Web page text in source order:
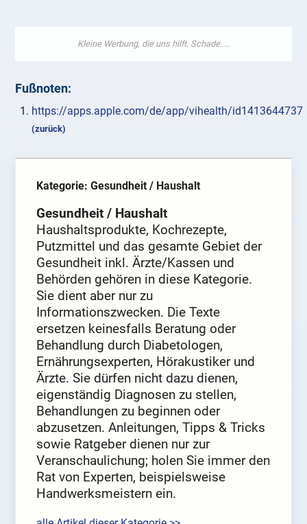
Fußnoten:
https://apps.apple.com/de/app/vihealth/id1413644737
(zurück)
Kategorie: Gesundheit / Haushalt
Gesundheit / Haushalt
Haushaltsprodukte, Kochrezepte,
Putzmittel und das gesamte Gebiet der
Gesundheit inkl. Ärzte/Kassen und
Behörden gehören in diese Kategorie.
Sie dient aber nur zu
Informationszwecken. Die Texte
ersetzen keinesfalls Beratung oder
Behandlung durch Diabetologen,
Ernährungsexperten, Hörakustiker und
Ärzte. Sie dürfen nicht dazu dienen,
eigenständig Diagnosen zu stellen,
Behandlungen zu beginnen oder
abzusetzen. Anleitungen, Tipps & Tricks
sowie Ratgeber dienen nur zur
Veranschaulichung; holen Sie immer den
Rat von Experten, beispielsweise
Handwerksmeistern ein.